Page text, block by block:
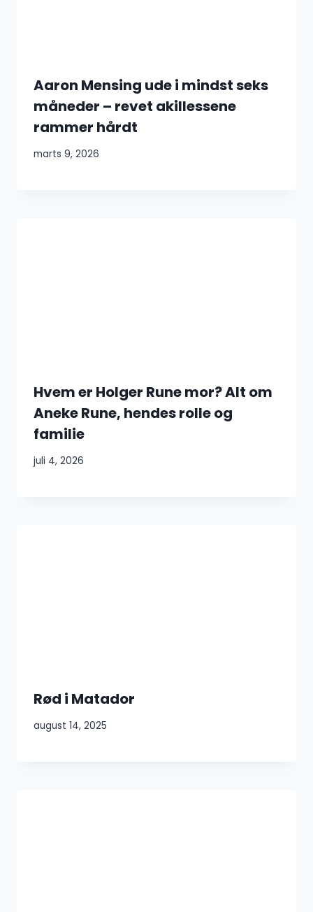
Aaron Mensing ude i mindst seks
måneder – revet akillessene
rammer hårdt
marts 9, 2026
Hvem er Holger Rune mor? Alt om
Aneke Rune, hendes rolle og
familie
juli 4, 2026
Rød i Matador
august 14, 2025